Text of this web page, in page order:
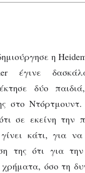
η
έγινε
δύο
στο
σε εκείνη την
κάτι, για να
της ότι για
χρήματα, όσο τη